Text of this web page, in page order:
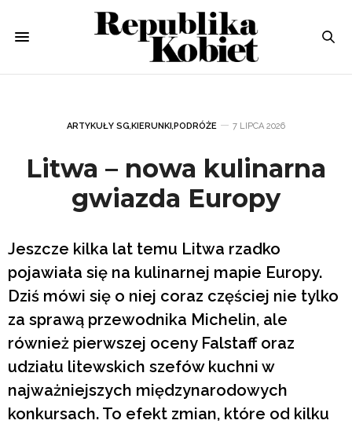
ARTYKUŁY SG,KIERUNKI,PODRÓŻE 7 LIPCA 2026
Litwa – nowa kulinarna
gwiazda Europy
Jeszcze kilka lat temu Litwa rzadko
pojawiała się na kulinarnej mapie Europy.
Dziś mówi się o niej coraz częściej nie tylko
za sprawą przewodnika Michelin, ale
również pierwszej oceny Falstaff oraz
udziału litewskich szefów kuchni w
najważniejszych międzynarodowych
konkursach. To efekt zmian, które od kilku